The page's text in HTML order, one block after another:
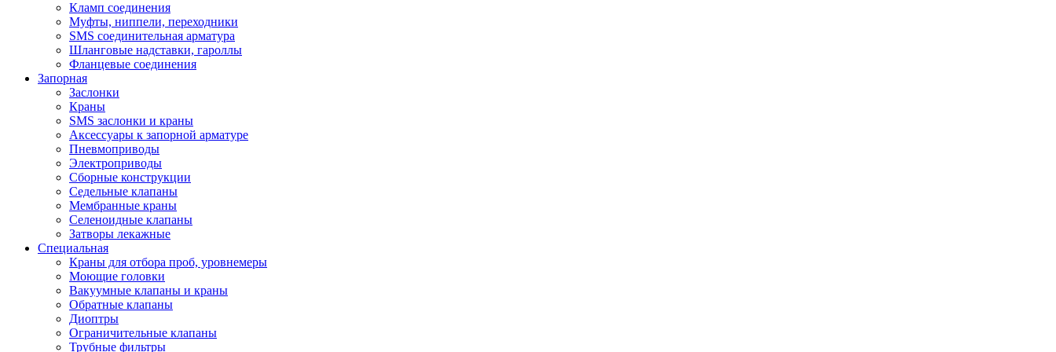
Кламп соединения
Муфты, ниппели, переходники
SMS соединительная арматура
Шланговые надставки, гароллы
Фланцевые соединения
Запорная
Заслонки
Краны
SMS заслонки и краны
Аксессуары к запорной арматуре
Пневмоприводы
Электроприводы
Сборные конструкции
Седельные клапаны
Мембранные краны
Селеноидные клапаны
Затворы лекажные
Специальная
Краны для отбора проб, уровнемеры
Моющие головки
Вакуумные клапаны и краны
Обратные клапаны
Диоптры
Ограничительные клапаны
Трубные фильтры